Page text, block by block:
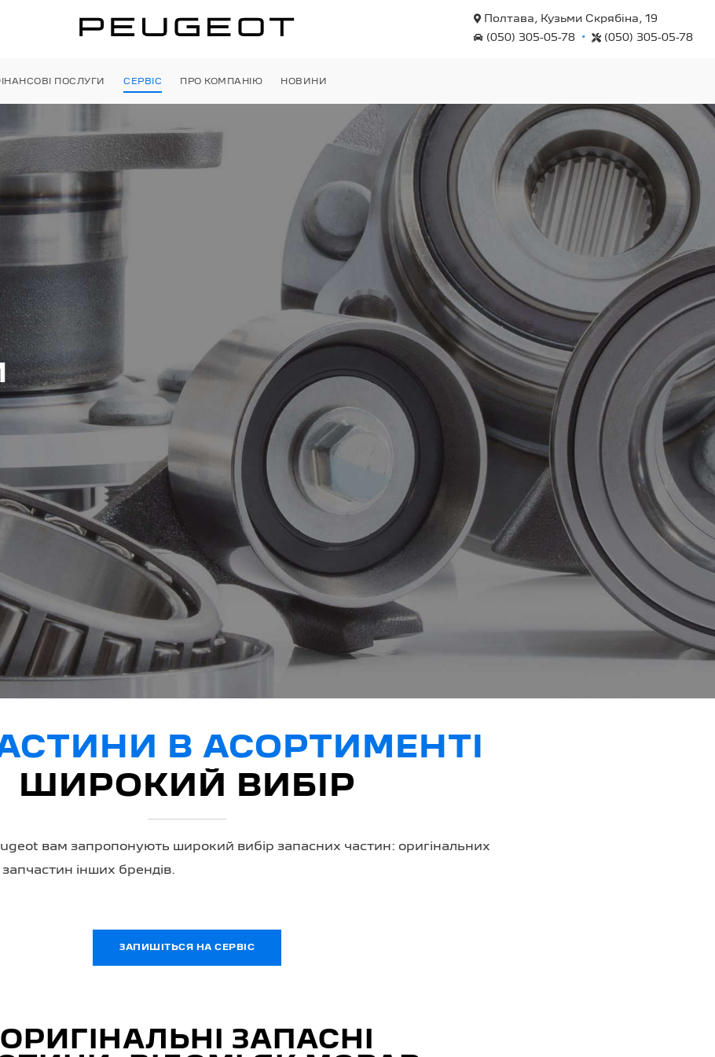
Полтава, Кузьми Скрябіна, 19
(050) 305-05-78
• (050) 305-05-78
ПОСЛУГИ СЕРВІС ПРО КОМПАНІЮ НОВИНИ
В АСОРТИМЕНТІ
ШИРОКИЙ ВИБІР
вам запропонують широкий вибір запасних частин: оригінальних
інших брендів.
ЗАПИШІТЬСЯ НА СЕРВІС
ОРИГІНАЛЬНІ ЗАПАСНІ